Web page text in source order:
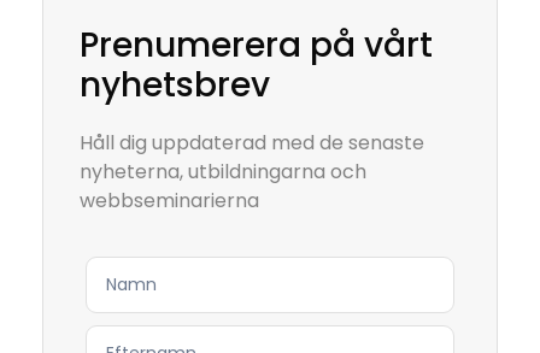
Prenumerera på vårt
nyhetsbrev
Håll dig uppdaterad med de senaste
nyheterna, utbildningarna och
webbseminarierna